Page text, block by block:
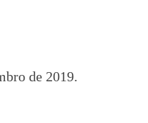
de 2019.